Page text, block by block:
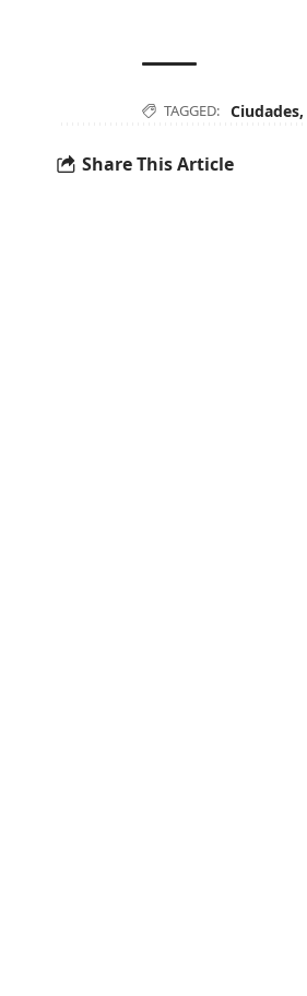
TAGGED: Ciudades,
Share This Article